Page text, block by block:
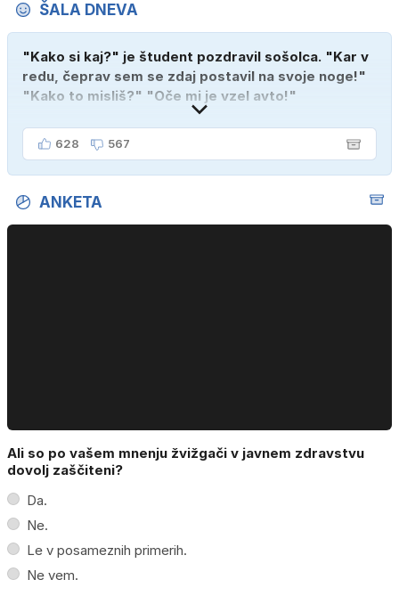
ŠALA DNEVA
"Kako si kaj?" je študent pozdravil sošolca. "Kar v
redu, čeprav sem se zdaj postavil na svoje noge!"
"Kako to misliš?" "Oče mi je vzel avto!"
628 567
ANKETA
Ali so po vašem mnenju žvižgači v javnem zdravstvu
dovolj zaščiteni?
Da.
Ne.
Le v posameznih primerih.
Ne vem.